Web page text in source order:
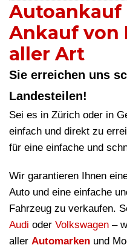
Ankauf von
aller Art
Sie erreichen uns
Landesteilen!
Sei es in Zürich oder in
einfach und direkt zu
für eine einfache und
Wir garantieren Ihnen
Auto und eine einfache
Fahrzeug zu verkaufen.
Audi oder Volkswagen –
aller Automarken und